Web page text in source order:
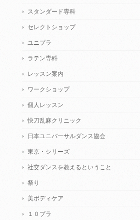
スタンダード専科
セレクトショップ
ユニプラ
ラテン専科
レッスン案内
ワークショップ
個人レッスン
快刀乱麻クリニック
日本ユニバーサルダンス協会
東京・シリーズ
社交ダンスを教えるということ
祭り
美ボディケア
１０プラ